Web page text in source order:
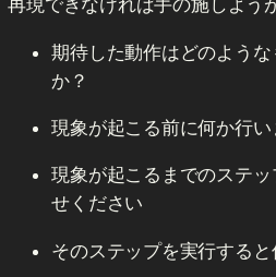
再現できなければ手の施しよう
期待した動作はどのよう
か？
現象が起こる前に何か行い
現象が起こるまでのステ
せください
そのステップを実行する